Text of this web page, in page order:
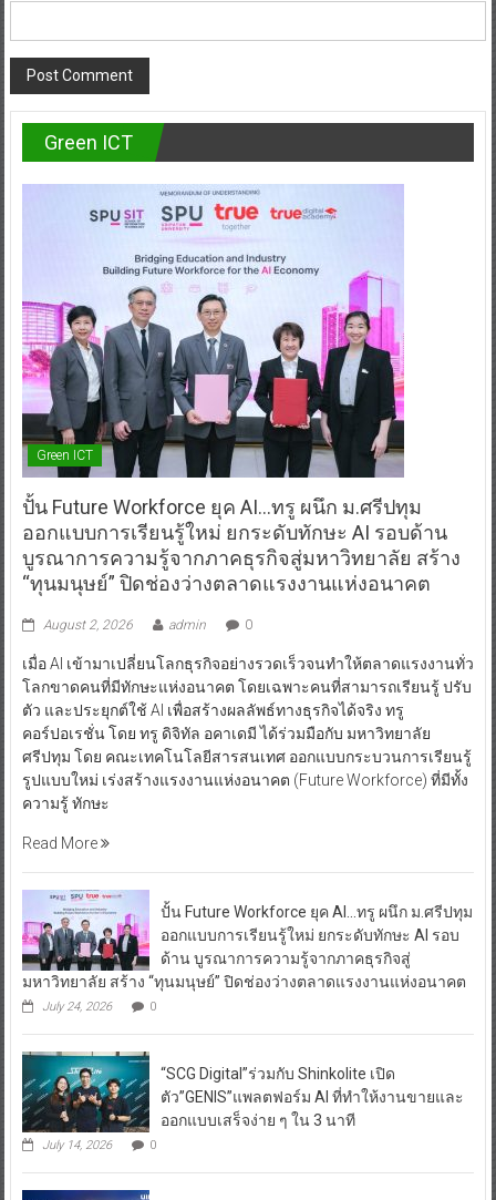
Green ICT
Green ICT
ปั้น Future Workforce ยุค AI…ทรู ผนึก ม.ศรีปทุม
ออกแบบการเรียนรู้ใหม่ ยกระดับทักษะ AI รอบด้าน
บูรณาการความรู้จากภาคธุรกิจสู่มหาวิทยาลัย สร้าง
“ทุนมนุษย์” ปิดช่องว่างตลาดแรงงานแห่งอนาคต
August 2, 2026 admin 0
เมื่อ AI เข้ามาเปลี่ยนโลกธุรกิจอย่างรวดเร็วจนทำให้ตลาดแรงงานทั่ว
โลกขาดคนที่มีทักษะแห่งอนาคต โดยเฉพาะคนที่สามารถเรียนรู้ ปรับ
ตัว และประยุกต์ใช้ AI เพื่อสร้างผลลัพธ์ทางธุรกิจได้จริง ทรู
คอร์ปอเรชั่น โดย ทรู ดิจิทัล อคาเดมี ได้ร่วมมือกับ มหาวิทยาลัย
ศรีปทุม โดย คณะเทคโนโลยีสารสนเทศ ออกแบบกระบวนการเรียนรู้
รูปแบบใหม่ เร่งสร้างแรงงานแห่งอนาคต (Future Workforce) ที่มีทั้ง
ความรู้ ทักษะ
Read More
ปั้น Future Workforce ยุค AI…ทรู ผนึก ม.ศรีปทุม
ออกแบบการเรียนรู้ใหม่ ยกระดับทักษะ AI รอบ
ด้าน บูรณาการความรู้จากภาคธุรกิจสู่
มหาวิทยาลัย สร้าง “ทุนมนุษย์” ปิดช่องว่างตลาดแรงงานแห่งอนาคต
July 24, 2026 0
“SCG Digital”ร่วมกับ Shinkolite เปิด
ตัว”GENIS”แพลตฟอร์ม AI ที่ทำให้งานขายและ
ออกแบบเสร็จง่าย ๆ ใน 3 นาที
July 14, 2026 0